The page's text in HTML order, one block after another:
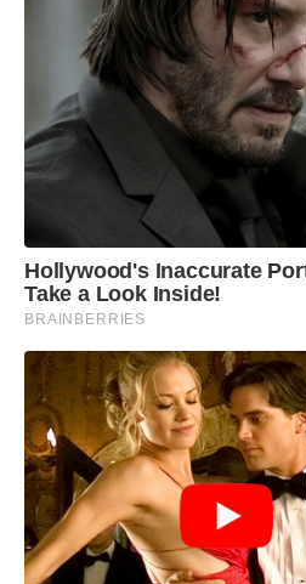
Hollywood's Inaccurate
Take a Look Inside!
BRAINBERRIES